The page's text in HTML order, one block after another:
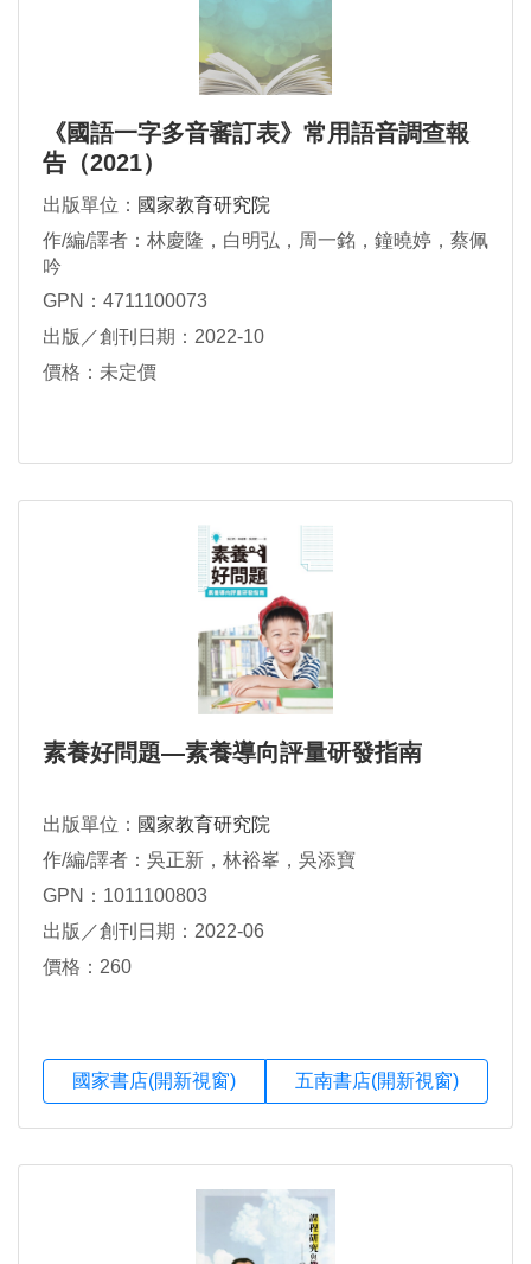
《國語一字多音審訂表》常用語音調查報
告（2021）
出版單位： 國家教育研究院
作/編/譯者：林慶隆，白明弘，周一銘，鐘曉婷，蔡佩
吟
GPN：4711100073
出版／創刊日期：2022-10
價格：未定價
素養好問題—素養導向評量研發指南
出版單位： 國家教育研究院
作/編/譯者：吳正新，林裕峯，吳添寶
GPN：1011100803
出版／創刊日期：2022-06
價格：260
國家書店(開新視窗) 五南書店(開新視窗)